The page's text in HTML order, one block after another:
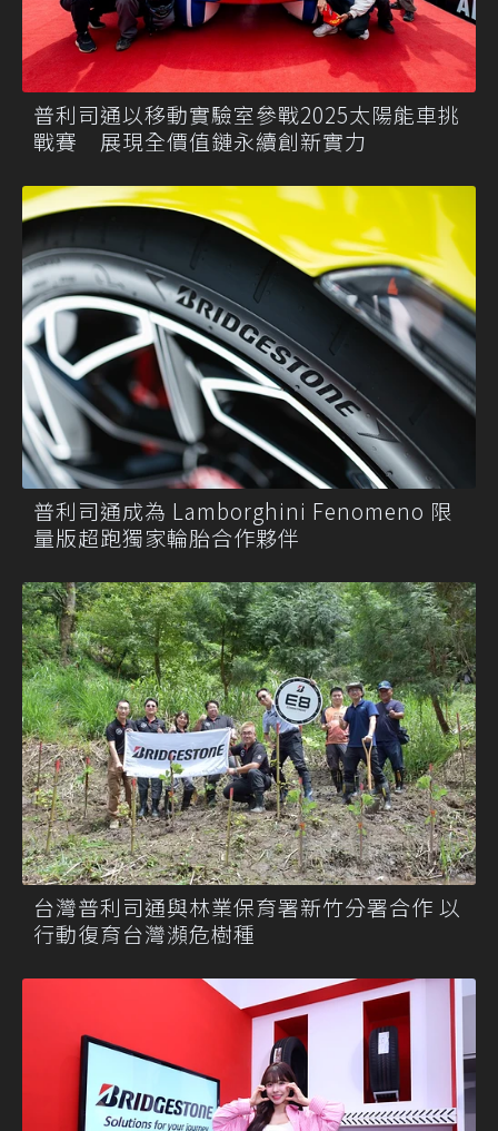
普利司通以移動實驗室參戰2025太陽能車挑
戰賽 展現全價值鏈永續創新實力
普利司通成為 Lamborghini Fenomeno 限
量版超跑獨家輪胎合作夥伴
台灣普利司通與林業保育署新竹分署合作 以
行動復育台灣瀕危樹種